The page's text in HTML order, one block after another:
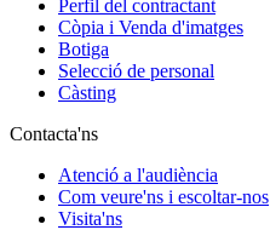
Perfil del contractant
Còpia i Venda d'imatges
Botiga
Selecció de personal
Càsting
Contacta'ns
Atenció a l'audiència
Com veure'ns i escoltar-nos
Visita'ns